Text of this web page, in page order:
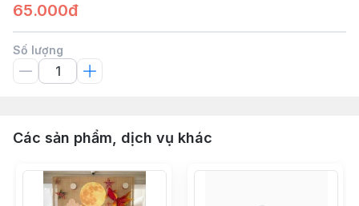
65.000đ
Số lượng
Các sản phẩm, dịch vụ khác